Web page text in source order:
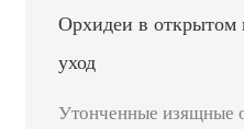
Орхидеи в открытом
уход
Утонченные изящные